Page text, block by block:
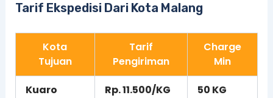
Tarif Ekspedisi Dari Kota Malang
Kota
Tujuan
Tarif
Pengiriman
Charge
Min
Kuaro Rp. 11.500/KG 50 KG